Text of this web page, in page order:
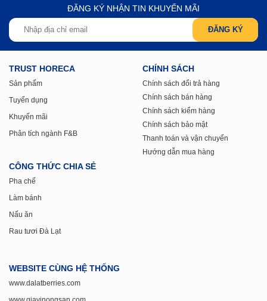
ĐĂNG KÝ NHẬN TIN KHUYẾN MÃI
TRUST HORECA
Sản phẩm
Tuyển dụng
Khuyến mãi
Phân tích ngành F&B
CHÍNH SÁCH
Chính sách đổi trả hàng
Chính sách bán hàng
Chính sách kiểm hàng
Chính sách bảo mật
Thanh toán và vận chuyển
Hướng dẫn mua hàng
CÔNG THỨC CHIA SẺ
Pha chế
Làm bánh
Nấu ăn
Rau tươi Đà Lạt
WEBSITE CÙNG HỆ THỐNG
www.dalatberries.com